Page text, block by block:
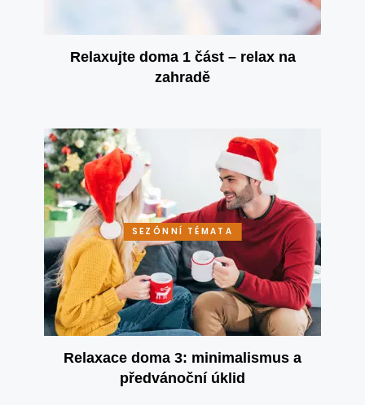
Relaxujte doma 1 část – relax na
zahradě
SEZÓNNÍ TÉMATA
Relaxace doma 3: minimalismus a
předvánoční úklid